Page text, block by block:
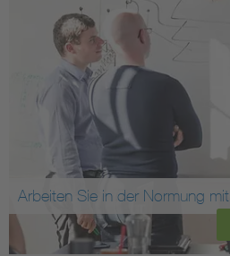
Arbeiten Sie in der Normung mit